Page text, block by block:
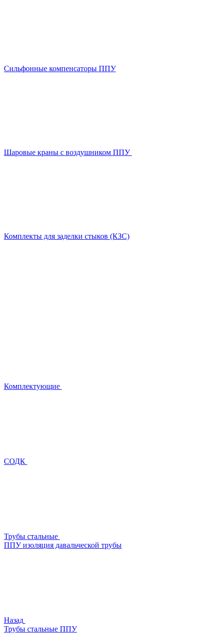
Сильфонные компенсаторы ППУ
Шаровые краны с воздушником ППУ
Комплекты для заделки стыков (КЗС)
Комплектующие
СОДК
Трубы стальные
ППУ изоляция давальческой трубы
Назад
Трубы стальные ППУ